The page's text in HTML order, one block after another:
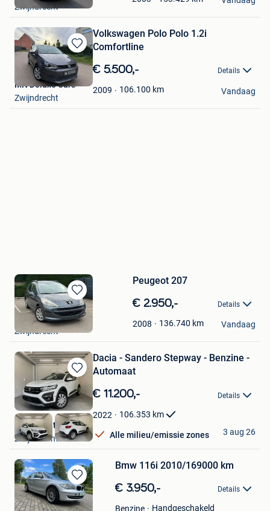
Favorieten
Zwijndrecht
Bewaren
in
Mijn
Favorieten
Volkswagen Polo Polo 1.2i
Comfortline
€ 5.500,- Details
2009 106.100 km
MN Deluxe Cars
Zwijndrecht
Vandaag
Bewaren
in
Mijn
Favorieten
Peugeot 207
€ 2.950,- Details
2008 136.740 km
MN Deluxe Cars
Zwijndrecht
Vandaag
Bewaren
in
Mijn
Favorieten
Dacia - Sandero Stepway - Benzine -
Automaat
€ 11.200,- Details
2022 106.353 km
Alle milieu/emissie zones
Radius Automotive
Zwijndrecht
3 aug 26
Bewaren
in
Mijn
Bmw 116i 2010/169000 km
€ 3.950,- Details
Benzine Handgeschakeld